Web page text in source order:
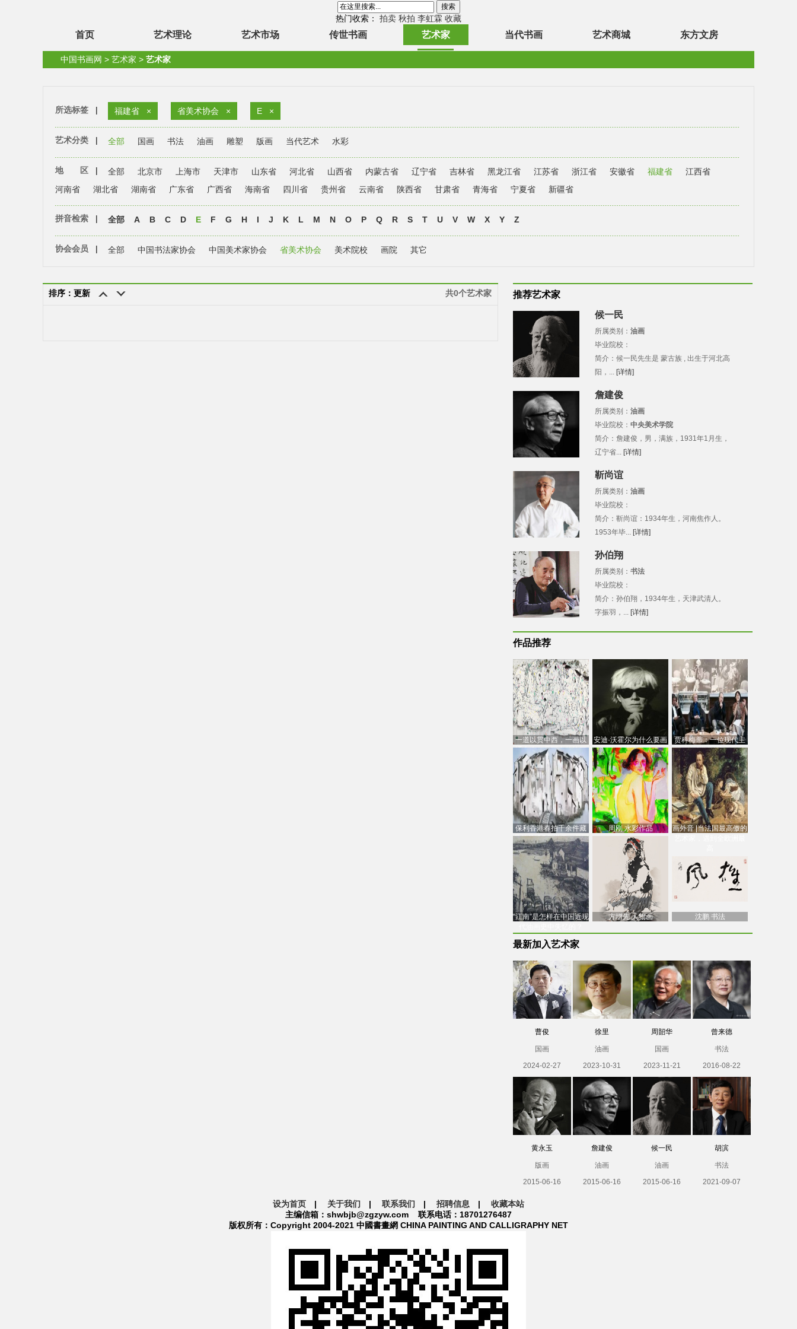
热门收索： 拍卖 秋拍 李虹霖 收藏
首页 艺术理论 艺术市场 传世书画 艺术家 当代书画 艺术商城 东方文房
中国书画网 > 艺术家 > 艺术家
所选标签 | 福建省 × 省美术协会 × E ×
艺术分类 | 全部 国画 书法 油画 雕塑 版画 当代艺术 水彩
地 区 | 全部 北京市 上海市 天津市 山东省 河北省 山西省 内蒙古省 辽宁省 吉林省 黑龙江省 江苏省 浙江省 安徽省 福建省
江西省
河南省
湖北省 湖南省 广东省 广西省 海南省 四川省 贵州省 云南省 陕西省 甘肃省 青海省 宁夏省 新疆省
拼音检索 | 全部 A B C D E F G H I J K L M N O P Q R S T U V W X Y Z
协会会员 | 全部 中国书法家协会 中国美术家协会 省美术协会 美术院校 画院 其它
排序：更新 共0个艺术家 推荐艺术家
候一民
所属类别： 油画
毕业院校：
简介：候一民先生是 蒙古族 , 出生于河北高
阳，... [详情]
詹建俊
所属类别： 油画
毕业院校： 中央美术学院
简介：詹建俊，男，满族，1931年1月生，
辽宁省... [详情]
靳尚谊
所属类别： 油画
毕业院校：
简介：靳尚谊：1934年生，河南焦作人。
1953年毕... [详情]
孙伯翔
所属类别： 书法
毕业院校：
简介：孙伯翔，1934年生，天津武清人。
字振羽，... [详情]
作品推荐
一道以贯中西，一画以
通古今：吴冠中的绘画
创
安迪·沃霍尔为什么要画
芭比
贾科梅蒂：一位现代主
义的“当代”艺术家
保利香港春拍千余件藏
品估价逾7亿港元，吴冠
中
周刚 水彩作品
画外音 |当法国最高傲的
“江南”是怎样在中国近现
方增先 人物画 沈鹏 书法
最新加入艺术家
曹俊
国画
2024-02-27
徐里
油画
2023-10-31
周韶华
国画
2023-11-21
曾来德
书法
2016-08-22
黄永玉
版画
2015-06-16
詹建俊
油画
2015-06-16
候一民
油画
2015-06-16
胡滨
书法
2021-09-07
设为首页 | 关于我们 | 联系我们 | 招聘信息 | 收藏本站
主编信箱：shwbjb@zgzyw.com 联系电话：18701276487
版权所有：Copyright 2004-2021 中國書畫網 CHINA PAINTING AND CALLIGRAPHY NET